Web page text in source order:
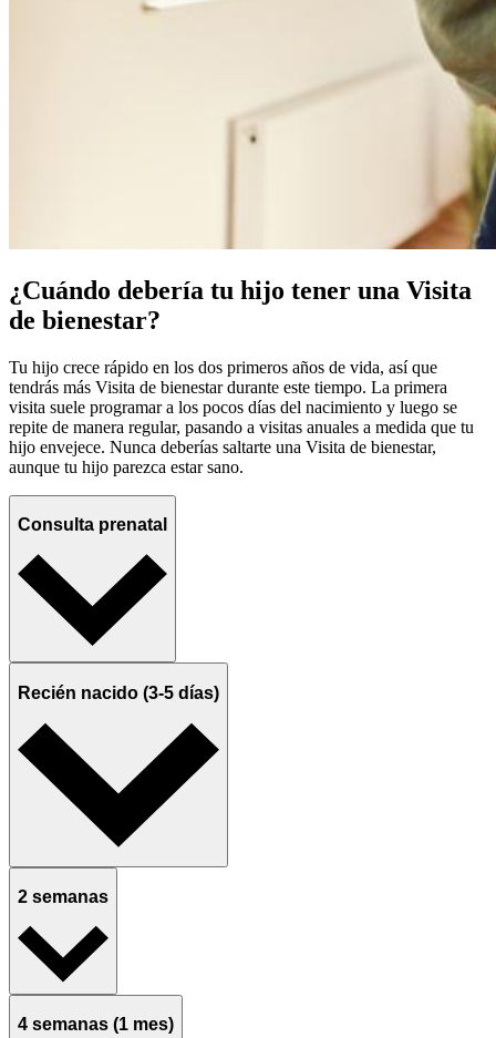
¿Cuándo debería tu hijo tener una Visita
de bienestar?
Tu hijo crece rápido en los dos primeros años de vida, así que
tendrás más Visita de bienestar durante este tiempo. La primera
visita suele programar a los pocos días del nacimiento y luego se
repite de manera regular, pasando a visitas anuales a medida que tu
hijo envejece. Nunca deberías saltarte una Visita de bienestar,
aunque tu hijo parezca estar sano.
Consulta prenatal
Recién nacido (3-5 días)
2 semanas
4 semanas (1 mes)